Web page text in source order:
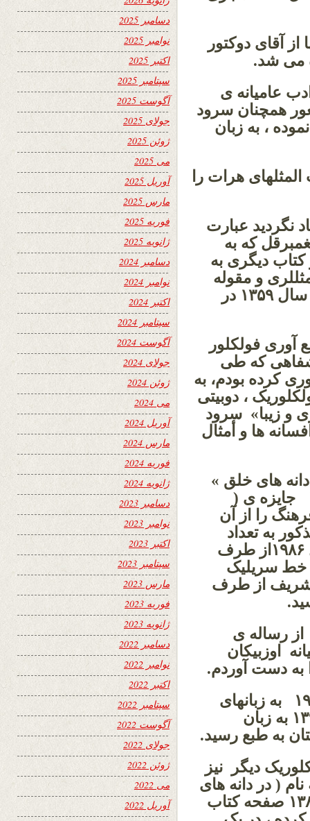
آقای دوکتور
می شد.
عامیانه ی
همچنان سرود
، به زبان
هرات را
نگردید عبارت
که به
و کتاب دیگری به
و مقوله
لری » تالیف داکتر عارف عثمانوف که در سال ۱۳۵۹ در
آوری فولکلور
شفاهی که طی
کرده بودم، به
، دوبیتی
و زیبا» سرود
ها و أمثال
های خلق »
نامگزاری شده بود . این اثر در سال ۱۳۵۵ جایزه ی (
را از آن
مذکور به تعداد
یکهزار جلد به طبع رسید. این اثر در سال ۱۹۸۶از طرف
خط سریلیک
شریف از طرف
۱۹۸۷ عیسوی از رساله ی
اوزبیکان
به دست آوردم.
رساله ی علمی دوکتورا ی من در سال۱۹۸۷ به زبانهای
روسی در تاشکند و در سالهای ۲۰۱۰ و ۱۳۹۳ به زبان
به طبع رسید.
دیگر نیز
( در دانه های
خلق )، ضرب المثلهای اوزبیکی را که در ۱۳۸ صفحه کتاب
دسامبر 2025
نوامبر 2025
اکتبر 2025
سپتامبر 2025
آگوست 2025
جولای 2025
ژوئن 2025
می 2025
آوریل 2025
مارس 2025
فوریه 2025
ژانویه 2025
دسامبر 2024
نوامبر 2024
اکتبر 2024
سپتامبر 2024
آگوست 2024
جولای 2024
ژوئن 2024
می 2024
آوریل 2024
مارس 2024
فوریه 2024
ژانویه 2024
دسامبر 2023
نوامبر 2023
اکتبر 2023
سپتامبر 2023
مارس 2023
فوریه 2023
ژانویه 2023
دسامبر 2022
نوامبر 2022
اکتبر 2022
سپتامبر 2022
آگوست 2022
جولای 2022
ژوئن 2022
می 2022
آوریل 2022